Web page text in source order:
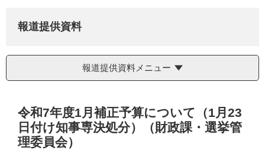
報道提供資料
報道提供資料メニュー
令和7年度1月補正予算について（1月23
日付け知事専決処分）（財政課・選挙管
理委員会）